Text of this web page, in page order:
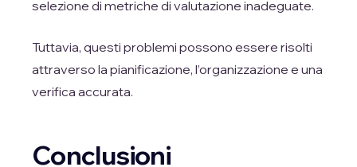
selezione di metriche di valutazione inadeguate.
Tuttavia, questi problemi possono essere risolti
attraverso la pianificazione, l’organizzazione e una
verifica accurata.
Conclusioni